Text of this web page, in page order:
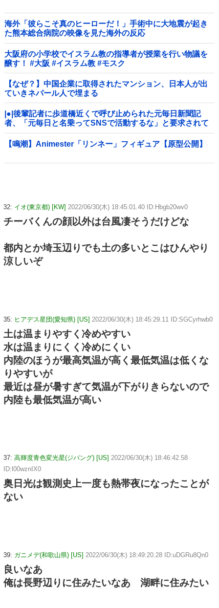
海外「彼らこそ真のヒーローだ！」手術中に大地震が起き
た熊本総合病院の映像を見た海外の反応
大阪府の小学校でイスラム教の指導者が授業を行い物議を
醸す！ #大阪 #イスラム教 #モスク
【なぜ？】中国企業に取得されたマンション、日本人が出
ていきネパール人で埋まる
|●|後輩記者に歩道橋近くで呼び止められた元毎日新聞記
者、「元毎日と名乗ってSNSで活動するな」と要求されて
しまい……
【鳴潮】Animester「リンネー」フィギュア【原型公開】
32: イオ(東京都) [KW] 2022/06/30(木) 18:45:01.40 ID:Hbgb20wv0
チーバくんの顔以外は台風凄そうだけどな
都内とか埼玉辺りでも土の多いとこはひんやり
涼しいぞ
35: ヒアデス星団(愛知県) [US] 2022/06/30(木) 18:45:29.11 ID:SGCyrhwb0
土は温まりやすく冷めやすい
水は温まりにくく冷めにくい
内陸のほうが最高気温が高く最低気温は低くな
りやすいが
最近は昼が暑すぎて気温が下がりきらないので
内陸も最低気温が高い
37: 高輝度青色変光星(ジパング) [US] 2022/06/30(木) 18:46:42.58
ID:l00wznIX0
奥日光は観測史上一度も熱帯夜になったことが
ない
39: ガニメデ(和歌山県) [US] 2022/06/30(木) 18:49:20.28 ID:uDGRu8Qn0
良いなあ
俺は長野辺りに住みたいなあ 湖畔に住みたい